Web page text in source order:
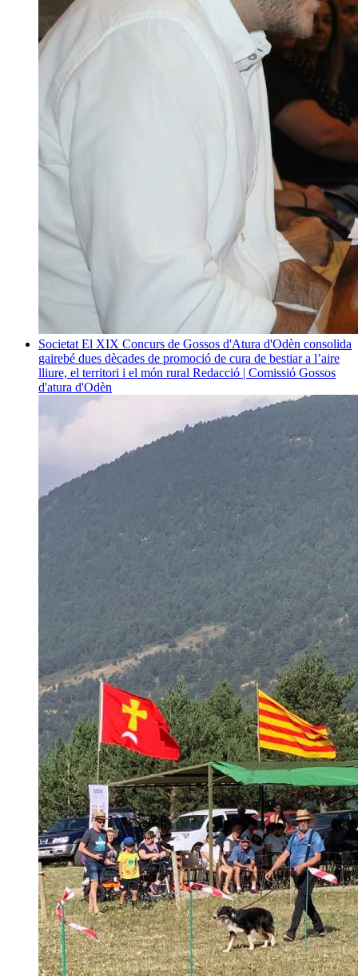
Societat El XIX Concurs de Gossos d'Atura d'Odèn consolida
gairebé dues dècades de promoció de cura de bestiar a l’aire
lliure, el territori i el món rural Redacció | Comissió Gossos
d'atura d'Odèn